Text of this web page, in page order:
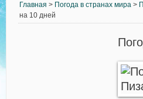
Главная > Погода в странах мира >
на 10 дней